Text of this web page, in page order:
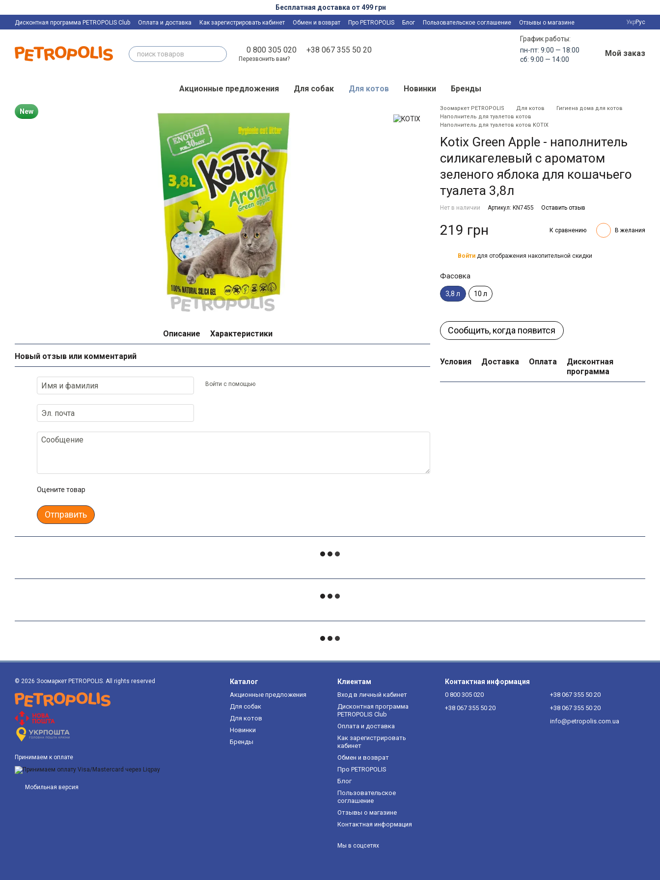
Бесплатная доставка от 499 грн
Дисконтная программа PETROPOLIS Club Оплата и доставка Как зарегистрировать кабинет Обмен и возврат Про PETROPOLIS Блог Пользовательское соглашение
Отзывы о магазине
УкрРус
0 800 305 020 +38 067 355 50 20
Перезвонить вам?
График работы:
пн-пт: 9:00 — 18:00
сб: 9:00 — 14:00
Мой заказ
Акционные предложения Для собак Для котов Новинки Бренды
New
Описание Характеристики
Новый отзыв или комментарий
Войти с помощью
Оцените товар
Отправить
Зоомаркет PETROPOLIS Для котов
Гигиена дома для котов
Наполнитель для туалетов котов
Наполнитель для туалетов котов KOTIX
Kotix Green Apple - наполнитель
силикагелевый с ароматом
зеленого яблока для кошачьего
туалета 3,8л
Нет в наличии Артикул: KN7455 Оставить отзыв
219 грн К сравнению В желания
Войти для отображения накопительной скидки
Фасовка
3,8 л 10 л
Сообщить, когда появится
Условия Доставка Оплата
Дисконтная
программа
© 2026 Зоомаркет PETROPOLIS. All rights reserved
Принимаем к оплате
Мобильная версия
Каталог
Акционные предложения
Для собак
Для котов
Новинки
Бренды
Клиентам
Вход в личный кабинет
Дисконтная программа
PETROPOLIS Club
Оплата и доставка
Как зарегистрировать
кабинет
Обмен и возврат
Про PETROPOLIS
Блог
Пользовательское
соглашение
Отзывы о магазине
Контактная информация
Мы в соцсетях
Контактная информация
0 800 305 020
+38 067 355 50 20
+38 067 355 50 20
+38 067 355 50 20
info@petropolis.com.ua